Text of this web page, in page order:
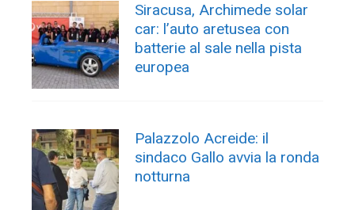
Siracusa, Archimede solar
car: l’auto aretusea con
batterie al sale nella pista
europea
Palazzolo Acreide: il
sindaco Gallo avvia la ronda
notturna